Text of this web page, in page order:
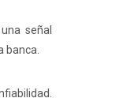
señal
banca.